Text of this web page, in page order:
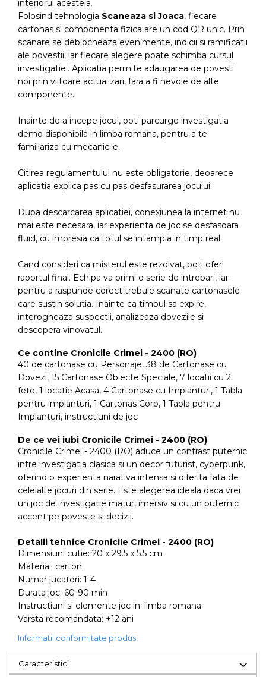
interiorul acesteia.
Folosind tehnologia Scaneaza si Joaca, fiecare
cartonas si componenta fizica are un cod QR unic. Prin
scanare se deblocheaza evenimente, indicii si ramificatii
ale povestii, iar fiecare alegere poate schimba cursul
investigatiei. Aplicatia permite adaugarea de povesti
noi prin viitoare actualizari, fara a fi nevoie de alte
componente.
Inainte de a incepe jocul, poti parcurge investigatia
demo disponibila in limba romana, pentru a te
familiariza cu mecanicile.
Citirea regulamentului nu este obligatorie, deoarece
aplicatia explica pas cu pas desfasurarea jocului.
Dupa descarcarea aplicatiei, conexiunea la internet nu
mai este necesara, iar experienta de joc se desfasoara
fluid, cu impresia ca totul se intampla in timp real.
Cand consideri ca misterul este rezolvat, poti oferi
raportul final. Echipa va primi o serie de intrebari, iar
pentru a raspunde corect trebuie scanate cartonasele
care sustin solutia. Inainte ca timpul sa expire,
interogheaza suspectii, analizeaza dovezile si
descopera vinovatul.
Ce contine Cronicile Crimei - 2400 (RO)
40 de cartonase cu Personaje, 38 de Cartonase cu
Dovezi, 15 Cartonase Obiecte Speciale, 7 locatii cu 2
fete, 1 locatie Acasa, 4 Cartonase cu Implanturi, 1 Tabla
pentru implanturi, 1 Cartonas Corb, 1 Tabla pentru
Implanturi, instructiuni de joc
De ce vei iubi Cronicile Crimei - 2400 (RO)
Cronicile Crimei - 2400 (RO) aduce un contrast puternic
intre investigatia clasica si un decor futurist, cyberpunk,
oferind o experienta narativa intensa si diferita fata de
celelalte jocuri din serie. Este alegerea ideala daca vrei
un joc de investigatie matur, imersiv si cu un puternic
accent pe poveste si decizii.
Detalii tehnice Cronicile Crimei - 2400 (RO)
Dimensiuni cutie: 20 x 29.5 x 5.5 cm
Material: carton
Numar jucatori: 1-4
Durata joc: 60-90 min
Instructiuni si elemente joc in: limba romana
Varsta recomandata: +12 ani
Informatii conformitate produs
Caracteristici